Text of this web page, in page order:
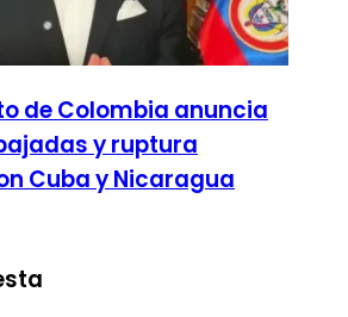
de Colombia anuncia
y ruptura
Cuba y Nicaragua